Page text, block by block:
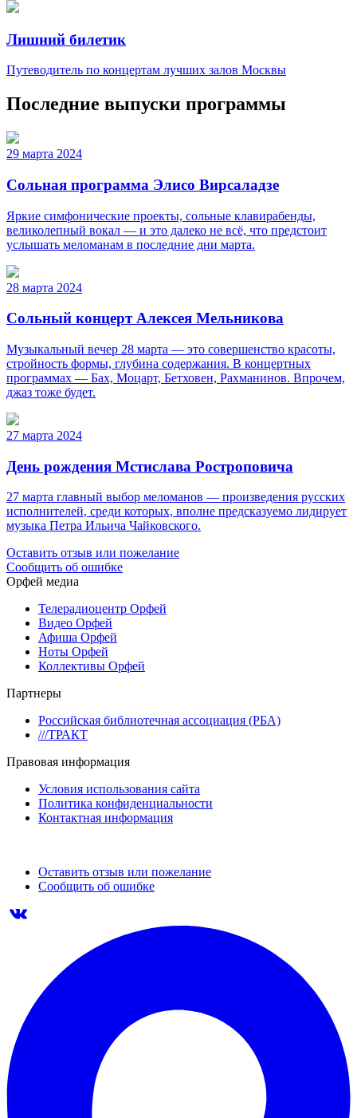
Лишний билетик
Путеводитель по концертам лучших залов Москвы
Последние выпуски программы
29 марта 2024
Сольная программа Элисо Вирсаладзе
Яркие симфонические проекты, сольные клавирабенды,
великолепный вокал — и это далеко не всё, что предстоит
услышать меломанам в последние дни марта.
28 марта 2024
Сольный концерт Алексея Мельникова
Музыкальный вечер 28 марта — это совершенство красоты,
стройность формы, глубина содержания. В концертных
программах — Бах, Моцарт, Бетховен, Рахманинов. Впрочем,
джаз тоже будет.
27 марта 2024
День рождения Мстислава Ростроповича
27 марта главный выбор меломанов — произведения русских
исполнителей, среди которых, вполне предсказуемо лидирует
музыка Петра Ильича Чайковского.
Оставить отзыв или пожелание
Сообщить об ошибке
Орфей медиа
Телерадиоцентр Орфей
Видео Орфей
Афиша Орфей
Ноты Орфей
Коллективы Орфей
Партнеры
Российская библиотечная ассоциация (РБА)
///ТРАКТ
Правовая информация
Условия использования сайта
Политика конфиденциальности
Контактная информация
Оставить отзыв или пожелание
Сообщить об ошибке